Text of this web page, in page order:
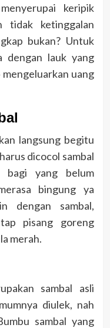
keripik
tidak ketinggalan
bukan? Untuk
dengan lauk yang
mengeluarkan uang
langsung begitu
dicocol sambal
bagi yang belum
bingung ya
dengan sambal,
pisang goreng
merah.
sambal asli
diulek, nah
sambal yang